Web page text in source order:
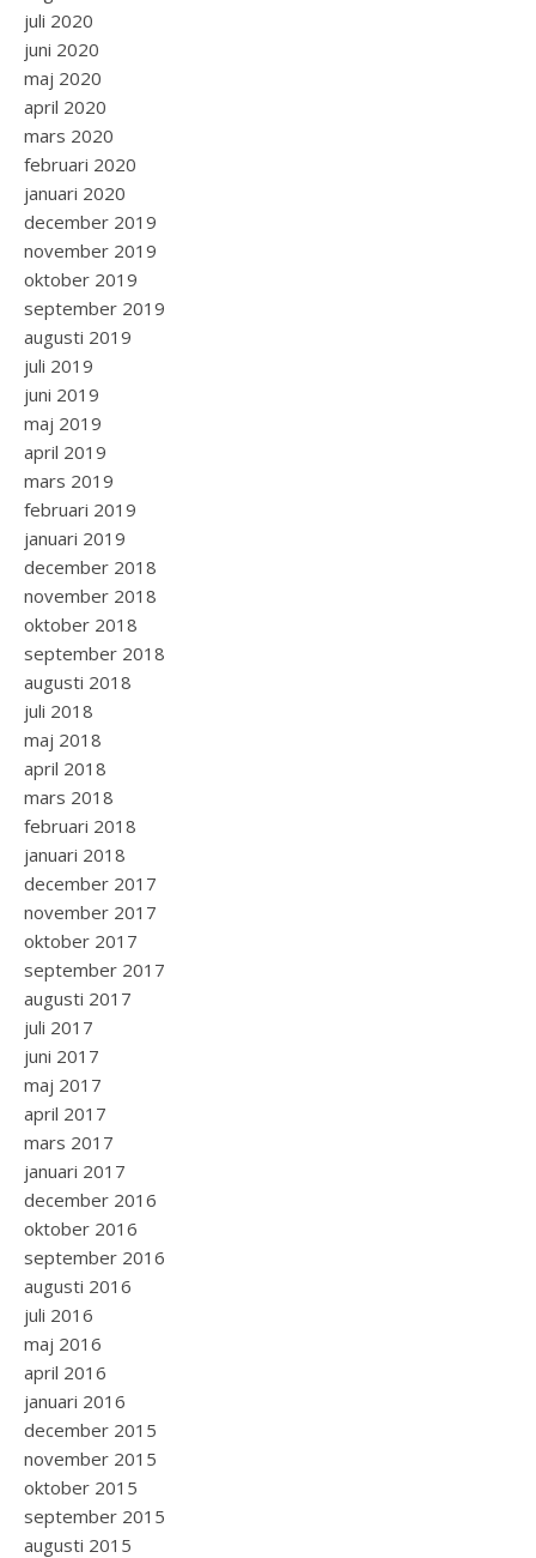
juli 2020
juni 2020
maj 2020
april 2020
mars 2020
februari 2020
januari 2020
december 2019
november 2019
oktober 2019
september 2019
augusti 2019
juli 2019
juni 2019
maj 2019
april 2019
mars 2019
februari 2019
januari 2019
december 2018
november 2018
oktober 2018
september 2018
augusti 2018
juli 2018
maj 2018
april 2018
mars 2018
februari 2018
januari 2018
december 2017
november 2017
oktober 2017
september 2017
augusti 2017
juli 2017
juni 2017
maj 2017
april 2017
mars 2017
januari 2017
december 2016
oktober 2016
september 2016
augusti 2016
juli 2016
maj 2016
april 2016
januari 2016
december 2015
november 2015
oktober 2015
september 2015
augusti 2015